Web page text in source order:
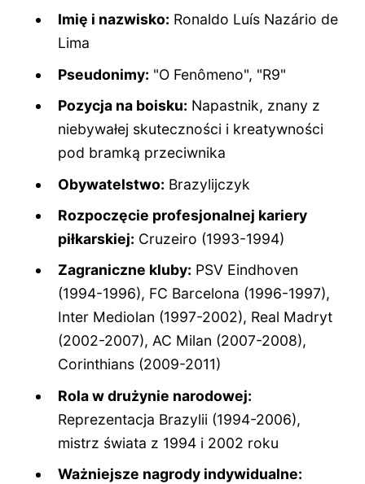
Imię i nazwisko: Ronaldo Luís Nazário de
Lima
Pseudonimy: "O Fenômeno", "R9"
Pozycja na boisku: Napastnik, znany z
niebywałej skuteczności i kreatywności
pod bramką przeciwnika
Obywatelstwo: Brazylijczyk
Rozpoczęcie profesjonalnej kariery
piłkarskiej: Cruzeiro (1993-1994)
Zagraniczne kluby: PSV Eindhoven
(1994-1996), FC Barcelona (1996-1997),
Inter Mediolan (1997-2002), Real Madryt
(2002-2007), AC Milan (2007-2008),
Corinthians (2009-2011)
Rola w drużynie narodowej:
Reprezentacja Brazylii (1994-2006),
mistrz świata z 1994 i 2002 roku
Ważniejsze nagrody indywidualne: